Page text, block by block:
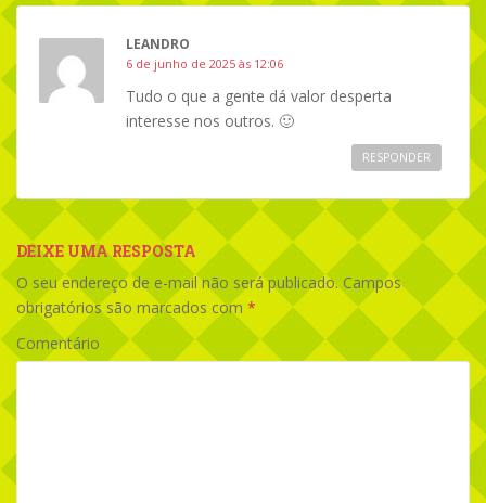
LEANDRO
6 de junho de 2025 às 12:06
Tudo o que a gente dá valor desperta
interesse nos outros. 🙂
RESPONDER
DEIXE UMA RESPOSTA
O seu endereço de e-mail não será publicado. Campos
obrigatórios são marcados com *
Comentário